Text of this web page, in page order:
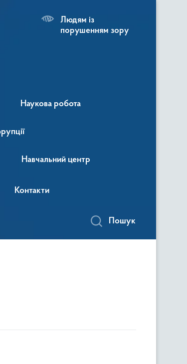
Людям із
порушенням зору
Наукова робота
Навчальний центр
Контакти
Пошук